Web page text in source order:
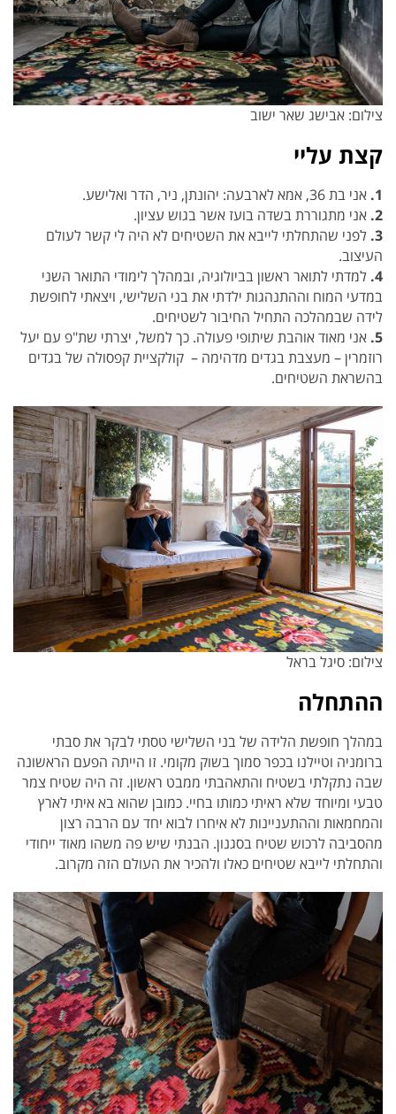
צילום: אבישג שאר ישוב
קצת עליי
1. אני בת 36, אמא לארבעה: יהונתן, ניר, הדר ואלישע.
2. אני מתגוררת בשדה בועז אשר בגוש עציון.
3. לפני שהתחלתי לייבא את השטיחים לא היה לי קשר לעולם
העיצוב.
4. למדתי לתואר ראשון בביולוגיה, ובמהלך לימודי התואר השני
במדעי המוח וההתנהגות ילדתי את בני השלישי, ויצאתי לחופשת
לידה שבמהלכה התחיל החיבור לשטיחים.
5. אני מאוד אוהבת שיתופי פעולה. כך למשל, יצרתי שת"פ עם יעל
רוזמרין – מעצבת בגדים מדהימה – קולקציית קפסולה של בגדים
בהשראת השטיחים.
צילום: סיגל בראל
ההתחלה
במהלך חופשת הלידה של בני השלישי טסתי לבקר את סבתי
ברומניה וטיילנו בכפר סמוך בשוק מקומי. זו הייתה הפעם הראשונה
שבה נתקלתי בשטיח והתאהבתי ממבט ראשון. זה היה שטיח צמר
טבעי ומיוחד שלא ראיתי כמותו בחיי. כמובן שהוא בא איתי לארץ
והמחמאות וההתעניינות לא איחרו לבוא יחד עם הרבה רצון
מהסביבה לרכוש שטיח בסגנון. הבנתי שיש פה משהו מאוד ייחודי
והתחלתי לייבא שטיחים כאלו ולהכיר את העולם הזה מקרוב.